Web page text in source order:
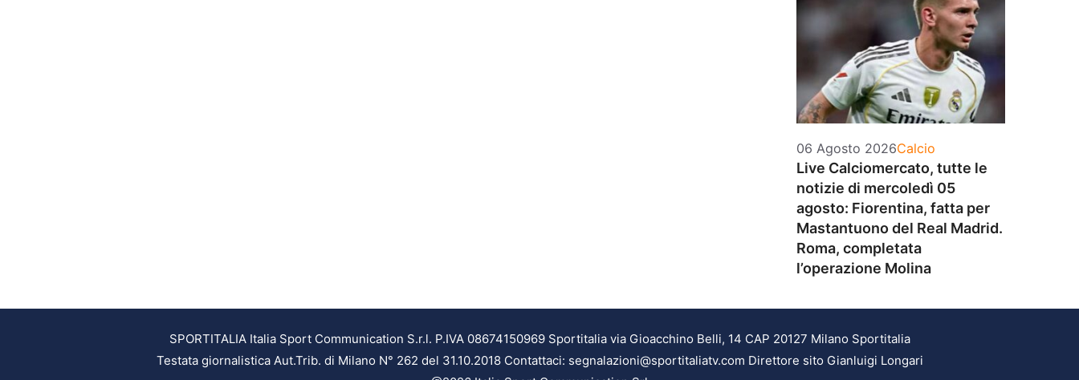
06 Agosto 2026Categorie
Calcio
Live Calciomercato, tutte le
notizie di mercoledì 05
agosto: Fiorentina, fatta per
Mastantuono del Real Madrid.
Roma, completata
l’operazione Molina
SPORTITALIA Italia Sport Communication S.r.l. P.IVA 08674150969 Sportitalia via Gioacchino Belli, 14 CAP 20127 Milano Sportitalia
Testata giornalistica Aut.Trib. di Milano N° 262 del 31.10.2018 Contattaci: segnalazioni@sportitaliatv.com Direttore sito Gianluigi Longari